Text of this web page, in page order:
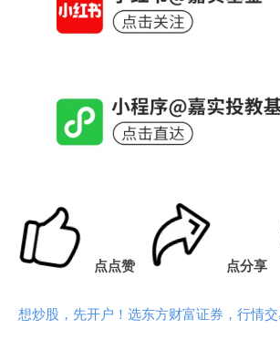
点点赞 点分享
想炒股，先开户！选东方财富证券，行情